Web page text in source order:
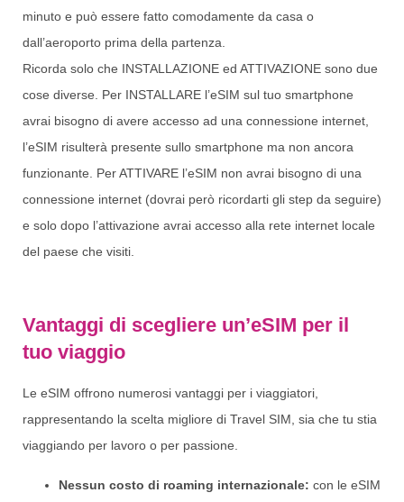
minuto e può essere fatto comodamente da casa o
dall’aeroporto prima della partenza.
Ricorda solo che INSTALLAZIONE ed ATTIVAZIONE sono due
cose diverse. Per INSTALLARE l’eSIM sul tuo smartphone
avrai bisogno di avere accesso ad una connessione internet,
l’eSIM risulterà presente sullo smartphone ma non ancora
funzionante. Per ATTIVARE l’eSIM non avrai bisogno di una
connessione internet (dovrai però ricordarti gli step da seguire)
e solo dopo l’attivazione avrai accesso alla rete internet locale
del paese che visiti.
Vantaggi di scegliere un’eSIM per il
tuo viaggio
Le eSIM offrono numerosi vantaggi per i viaggiatori,
rappresentando la scelta migliore di Travel SIM, sia che tu stia
viaggiando per lavoro o per passione.
Nessun costo di roaming internazionale: con le eSIM